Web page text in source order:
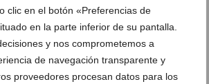
clic en el botón «Preferencias de
en la parte inferior de su pantalla.
y nos comprometemos a
de navegación transparente y
proveedores procesan datos para los
de vivir en Dénia con
Inmobiliaria
la privacidad de una villa